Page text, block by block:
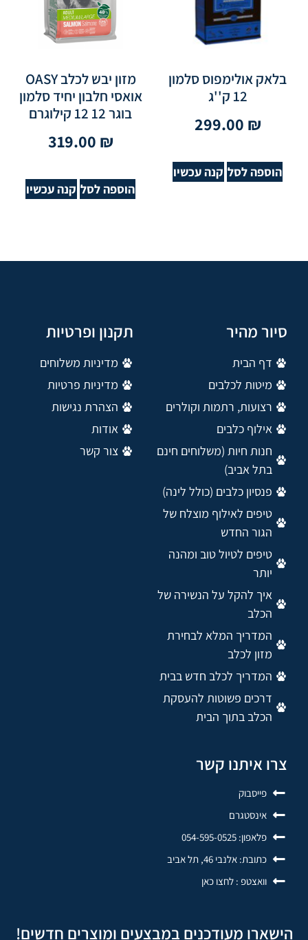
בלאק אולימפוס סלמון
12 ק''ג
299.00 ₪
הוספה לסל קנה עכשיו
מזון יבש לכלב OASY
אואסי חלבון יחיד סלמון
בוגר 12 12 קילוגרם
319.00 ₪
הוספה לסל קנה עכשיו
סיור מהיר
דף הבית
מיטות לכלבים
רצועות, רתמות וקולרים
אילוף כלבים
חנות חיות (משלוחים חינם
בתל אביב)
פנסיון כלבים (כולל לינה)
טיפים לאילוף מוצלח של
הגור החדש
טיפים לטיול טוב ומהנה
יותר
איך להקל על הנשירה של
הכלב
המדריך המלא לבחירת
מזון לכלב
המדריך לכלב חדש בבית
דרכים פשוטות להעסקת
הכלב בתוך הבית
תקנון ופרטיות
מדיניות משלוחים
מדיניות פרטיות
הצהרת נגישות
אודות
צור קשר
צרו איתנו קשר
פייסבוק
אינסטגרם
פלאפון: 054-595-0525
כתובת: אלנבי 46, תל אביב
וואצטפ : לחצו כאן
הישארו מעודכנים במבצעים ומוצרים חדשים!